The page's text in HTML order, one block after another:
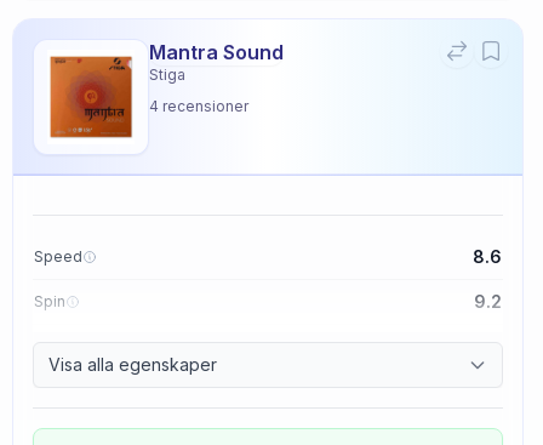
Mantra Sound
Stiga
4 recensioner
Speed 8.6
Spin 9.2
Control 9.4
Tackiness 2.0
Visa alla egenskaper